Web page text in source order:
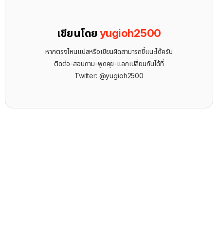
เขียนโดยyugioh2500
หากตรงไหนแปลหรือเขียนผิดสามารถชี้แนะได้ครับ
ติดต่อ-สอบถาม-พูดคุย-แลกเปลี่ยนกันได้ที่
Twitter: @yugioh2500